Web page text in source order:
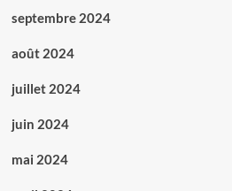
septembre 2024
août 2024
juillet 2024
juin 2024
mai 2024